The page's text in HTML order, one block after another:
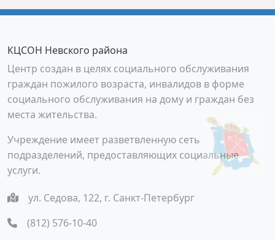
КЦСОН Невского района
Центр создан в целях социального обслуживания
граждан пожилого возраста, инвалидов в форме
социального обслуживания на дому и граждан без
места жительства.
Учреждение имеет разветвленную сеть
подразделений, предоставляющих социальные
услуги.
ул. Седова, 122, г. Санкт-Петербург
(812) 576-10-40